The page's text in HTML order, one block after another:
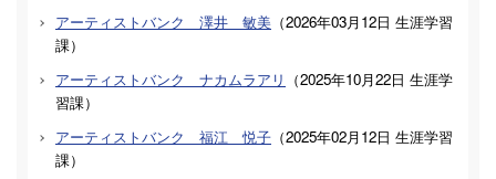
アーティストバンク 澤井 敏美 （2026年03月12日 生涯学習
課）
アーティストバンク ナカムラアリ （2025年10月22日 生涯学
習課）
アーティストバンク 福江 悦子 （2025年02月12日 生涯学習
課）